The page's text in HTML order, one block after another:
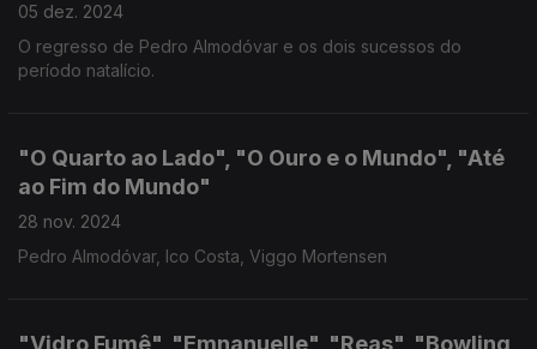
05 dez. 2024
O regresso de Pedro Almodóvar e os dois sucessos do
período natalício.
"O Quarto ao Lado", "O Ouro e o Mundo", "Até
ao Fim do Mundo"
28 nov. 2024
Pedro Almodóvar, Ico Costa, Viggo Mortensen
"Vidro Fumê", "Emnanuelle", "Reas", "Bowling